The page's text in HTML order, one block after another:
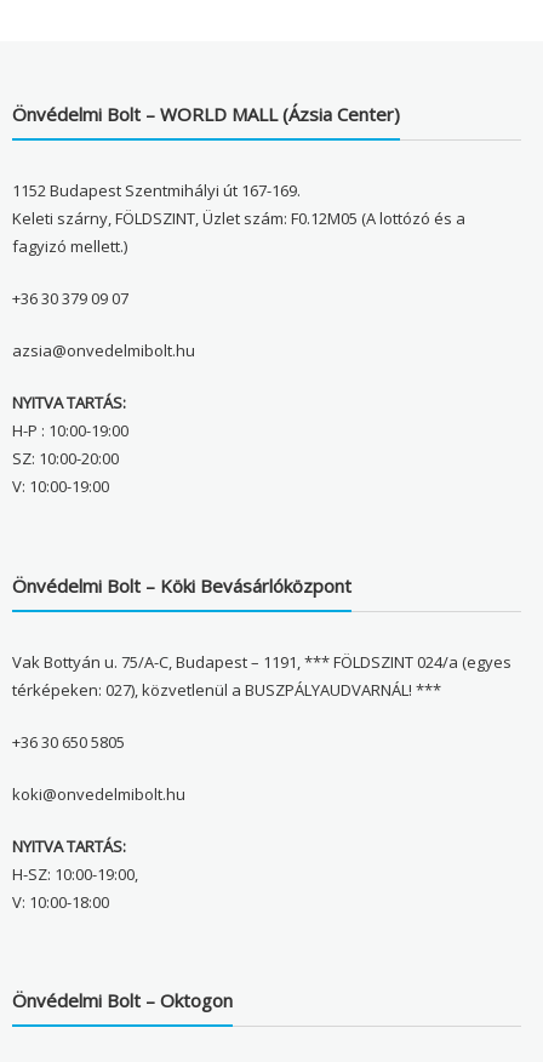
Önvédelmi Bolt – WORLD MALL (Ázsia Center)
1152 Budapest Szentmihályi út 167-169.
Keleti szárny, FÖLDSZINT, Üzlet szám: F0.12M05 (A lottózó és a
fagyizó mellett.)
+36 30 379 09 07
azsia@onvedelmibolt.hu
NYITVA TARTÁS:
H-P : 10:00-19:00
SZ: 10:00-20:00
V: 10:00-19:00
Önvédelmi Bolt – Köki Bevásárlóközpont
Vak Bottyán u. 75/A-C, Budapest – 1191, *** FÖLDSZINT 024/a (egyes
térképeken: 027), közvetlenül a BUSZPÁLYAUDVARNÁL! ***
+36 30 650 5805
koki@onvedelmibolt.hu
NYITVA TARTÁS:
H-SZ: 10:00-19:00,
V: 10:00-18:00
Önvédelmi Bolt – Oktogon